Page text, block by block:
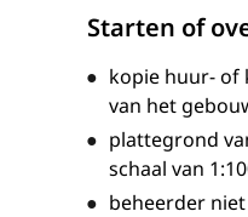
Starten of
kopie huur- of
van het
plattegrond
schaal van
beheerder